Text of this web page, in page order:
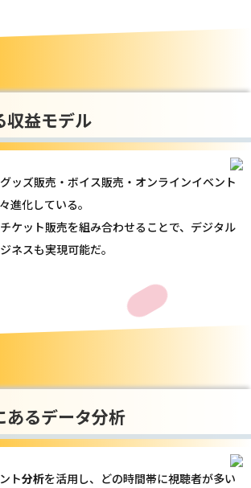
収益モデル
ッズ販売・ボイス販売・オンラインイベント
進化している。
ケット販売を組み合わせることで、デジタル
ネスも実現可能だ。
あるデータ分析
ト分析を活用し、どの時間帯に視聴者が多い